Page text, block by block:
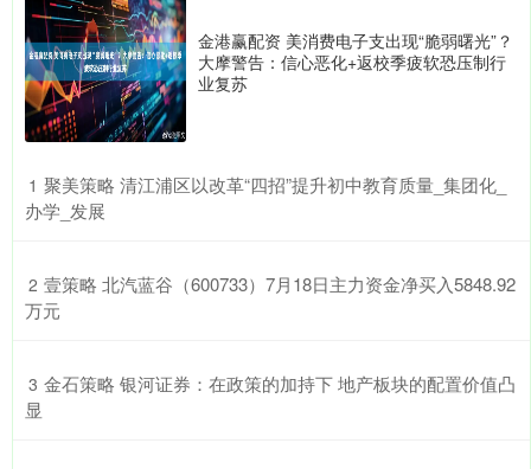
金港赢配资 美消费电子支出现“脆弱曙光”？
大摩警告：信心恶化+返校季疲软恐压制行
业复苏
1 ​聚美策略 清江浦区以改革“四招”提升初中教育质量_集团化_
办学_发展
2 ​壹策略 北汽蓝谷（600733）7月18日主力资金净买入5848.92
万元
3 ​金石策略 银河证券：在政策的加持下 地产板块的配置价值凸
显